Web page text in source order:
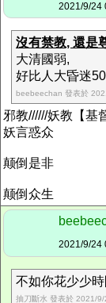
2021/9/24
沒有禁教, 還是
大清國弱,
好比人大昏迷
beebeechan 發表於
邪教//////妖教【基
妖言惑众
颠倒是非
颠倒众生
2021/9/24
不如你花少少
抽刀斷水 發表於 2021/